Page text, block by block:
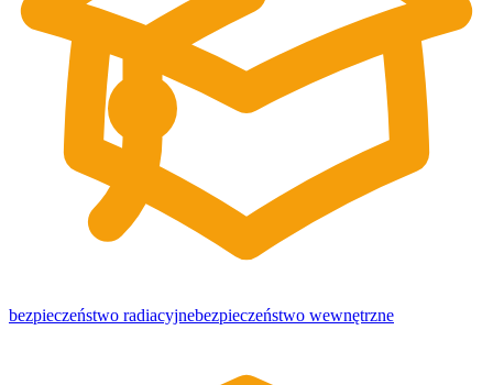
bezpieczeństwo radiacyjnebezpieczeństwo wewnętrzne